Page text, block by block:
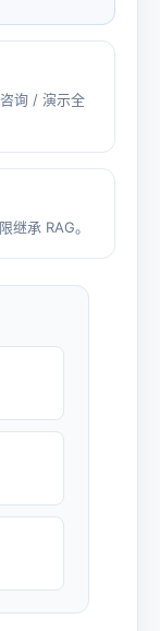
询 / 演示全
承 RAG。